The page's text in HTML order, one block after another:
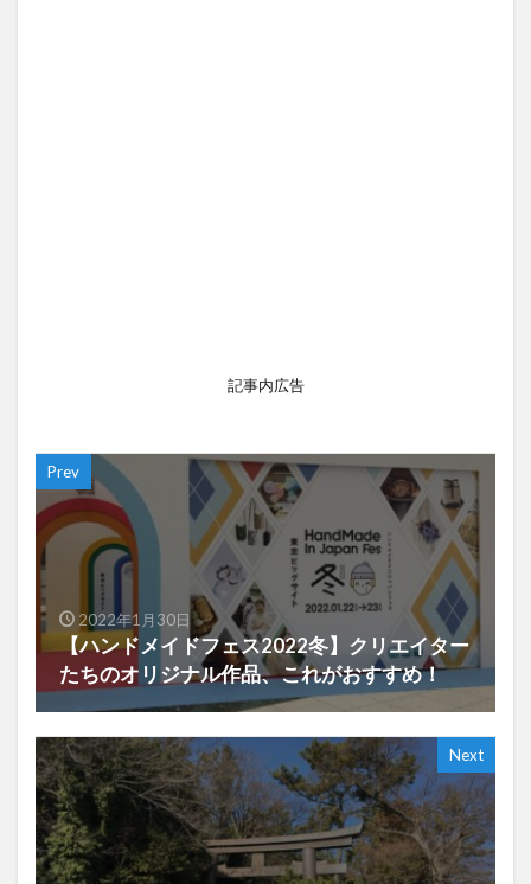
記事内広告
Prev
2022年1月30日
【ハンドメイドフェス2022冬】クリエイター
たちのオリジナル作品、これがおすすめ！
Next